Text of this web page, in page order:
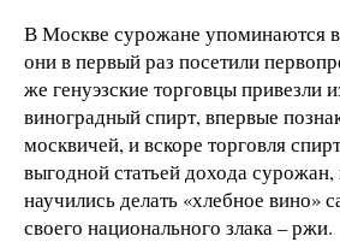
В Москве сурожане упоминаются в
они в первый раз посетили
же генуэзские торговцы привезли
виноградный спирт, впервые
москвичей, и вскоре торговля
выгодной статьей дохода сурожан,
научились делать «хлебное вино»
своего национального злака – ржи.